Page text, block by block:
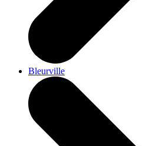
Bleurville